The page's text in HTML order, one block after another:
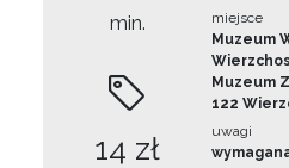
min.
14 zł
miejsce
Muzeum
Muzeum
122
uwagi